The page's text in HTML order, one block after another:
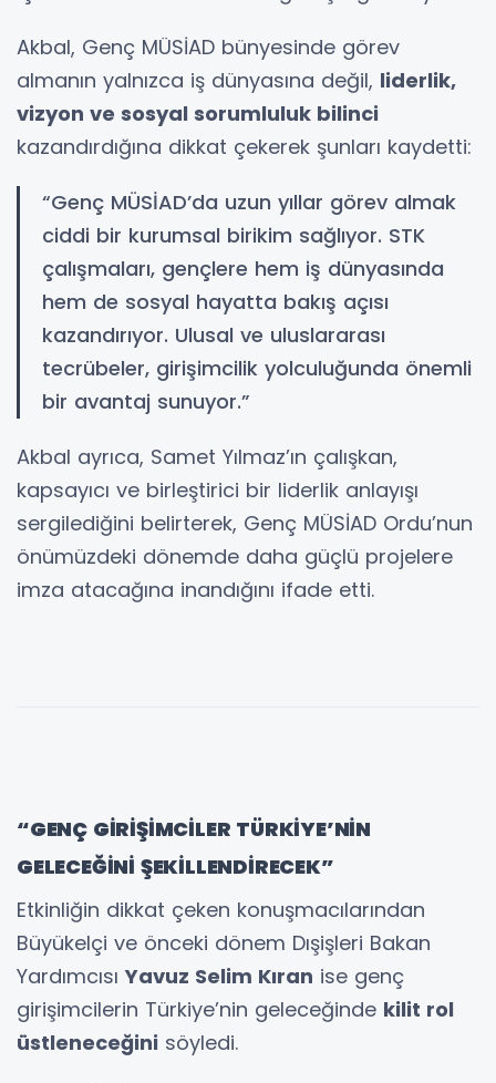
Akbal, Genç MÜSİAD bünyesinde görev
almanın yalnızca iş dünyasına değil, liderlik,
vizyon ve sosyal sorumluluk bilinci
kazandırdığına dikkat çekerek şunları kaydetti:
“Genç MÜSİAD’da uzun yıllar görev almak
ciddi bir kurumsal birikim sağlıyor. STK
çalışmaları, gençlere hem iş dünyasında
hem de sosyal hayatta bakış açısı
kazandırıyor. Ulusal ve uluslararası
tecrübeler, girişimcilik yolculuğunda önemli
bir avantaj sunuyor.”
Akbal ayrıca, Samet Yılmaz’ın çalışkan,
kapsayıcı ve birleştirici bir liderlik anlayışı
sergilediğini belirterek, Genç MÜSİAD Ordu’nun
önümüzdeki dönemde daha güçlü projelere
imza atacağına inandığını ifade etti.
“GENÇ GİRİŞİMCİLER TÜRKİYE’NİN
GELECEĞİNİ ŞEKİLLENDİRECEK”
Etkinliğin dikkat çeken konuşmacılarından
Büyükelçi ve önceki dönem Dışişleri Bakan
Yardımcısı Yavuz Selim Kıran ise genç
girişimcilerin Türkiye’nin geleceğinde kilit rol
üstleneceğini söyledi.